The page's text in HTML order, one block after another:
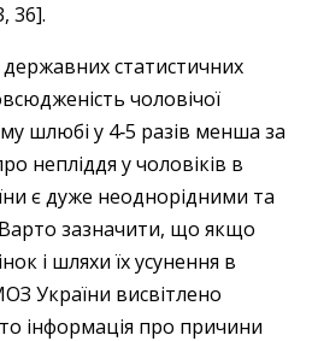
36].
статистичних
чоловічої
шлюбі у 4‑5 разів менша за
непліддя у чоловіків в
є дуже неоднорідними та
зазначити, що якщо
і шляхи їх усунення в
України висвітлено
інформація про причини